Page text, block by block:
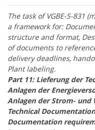
The task of VGBE-S-831
a framework for:
structure and format,
of documents to
delivery deadlines,
Plant labeling.
Part 11: Lieferung der
Anlagen der
Anlagen der Strom- und
Technical
Documentation